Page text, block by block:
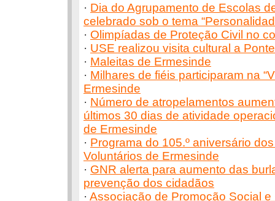
· Dia do Agrupamento de Escolas
celebrado sob o tema
· Olimpíadas de Proteção Civil no
· USE realizou visita cultural a
· Maleitas de Ermesinde
· Milhares de fiéis participaram na
Ermesinde
· Número de atropelamentos
últimos 30 dias de atividade
de Ermesinde
· Programa do 105.º aniversário
Voluntários de Ermesinde
· GNR alerta para aumento das
prevenção dos cidadãos
· Associação de Promoção Social e